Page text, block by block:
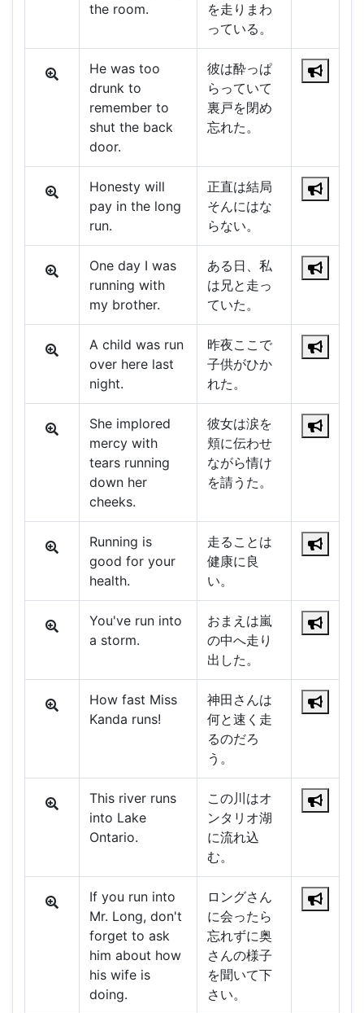
the room.
を走りまわ
っている。
He was too
drunk to
remember to
shut the back
door.
彼は酔っぱ
らっていて
裏戸を閉め
忘れた。
Honesty will
pay in the long
run.
正直は結局
そんにはな
らない。
One day I was
running with
my brother.
ある日、私
は兄と走っ
ていた。
A child was run
over here last
night.
昨夜ここで
子供がひか
れた。
She implored
mercy with
tears running
down her
cheeks.
彼女は涙を
頬に伝わせ
ながら情け
を請うた。
Running is
good for your
health.
走ることは
健康に良
い。
You've run into
a storm.
おまえは嵐
の中へ走り
出した。
How fast Miss
Kanda runs!
神田さんは
何と速く走
るのだろ
う。
This river runs
into Lake
Ontario.
この川はオ
ンタリオ湖
に流れ込
む。
If you run into
Mr. Long, don't
forget to ask
him about how
his wife is
doing.
ロングさん
に会ったら
忘れずに奥
さんの様子
を聞いて下
さい。